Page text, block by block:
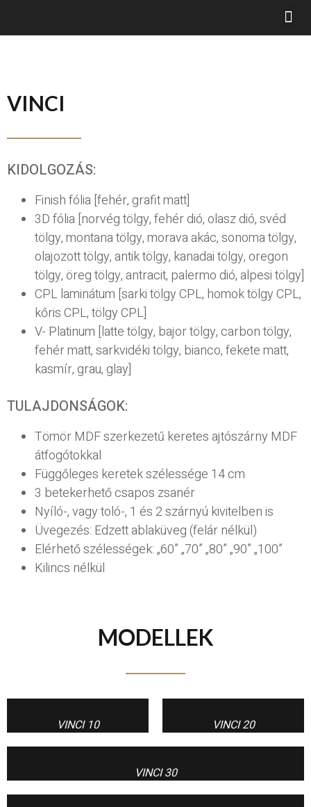
VINCI
KIDOLGOZÁS:
Finish fólia [fehér, grafit matt]
3D fólia [norvég tölgy, fehér dió, olasz dió, svéd
tölgy, montana tölgy, morava akác, sonoma tölgy,
olajozott tölgy, antik tölgy, kanadai tölgy, oregon
tölgy, öreg tölgy, antracit, palermo dió, alpesi tölgy]
CPL laminátum [sarki tölgy CPL, homok tölgy CPL,
kőris CPL, tölgy CPL]
V- Platinum [latte tölgy, bajor tölgy, carbon tölgy,
fehér matt, sarkvidéki tölgy, bianco, fekete matt,
kasmír, grau, glay]
TULAJDONSÁGOK:
Tömör MDF szerkezetű keretes ajtószárny MDF
átfogótokkal
Függőleges keretek szélessége 14 cm
3 betekerhető csapos zsanér
Nyíló-, vagy toló-, 1 és 2 szárnyú kivitelben is
Üvegezés: Edzett ablaküveg (felár nélkül)
Elérhető szélességek: „60” „70” „80” „90” „100”
Kilincs nélkül
MODELLEK
VINCI 10 VINCI 20
VINCI 30